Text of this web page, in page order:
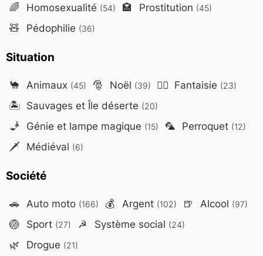
🌈 Homosexualité (54) 🏩 Prostitution (45)
🧸 Pédophilie (36)
Situation
🐪 Animaux (45) 🎅 Noël (39) 🧙‍♂️ Fantaisie (23)
🏝️ Sauvages et Île déserte (20)
🧞 Génie et lampe magique (15) 🦜 Perroquet (12)
🗡️ Médiéval (6)
Société
🚗 Auto moto (166) 💰 Argent (102) 🍺 Alcool (97)
🏐 Sport (27) ☭ Système social (24)
🌿 Drogue (21)